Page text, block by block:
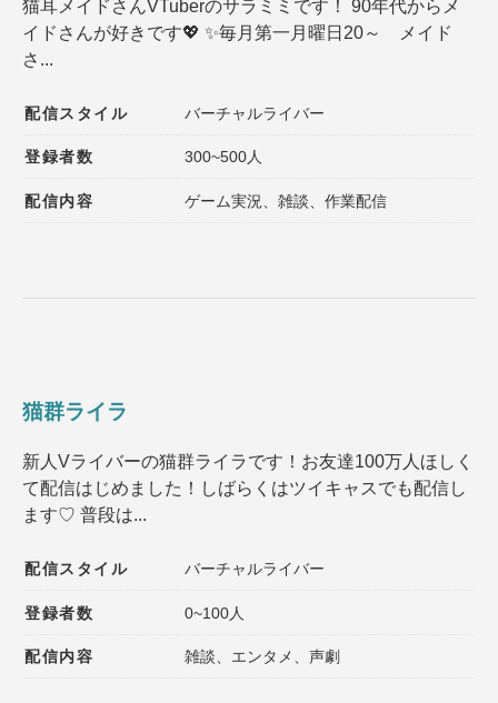
猫耳メイドさんVTuberのサラミミです！ 90年代からメ
イドさんが好きです💖 ✨毎月第一月曜日20～ メイド
さ...
配信スタイル バーチャルライバー
登録者数 300~500人
配信内容 ゲーム実況、雑談、作業配信
猫群ライラ
新人Vライバーの猫群ライラです！お友達100万人ほしく
て配信はじめました！しばらくはツイキャスでも配信し
ます♡ 普段は...
配信スタイル バーチャルライバー
登録者数 0~100人
配信内容 雑談、エンタメ、声劇